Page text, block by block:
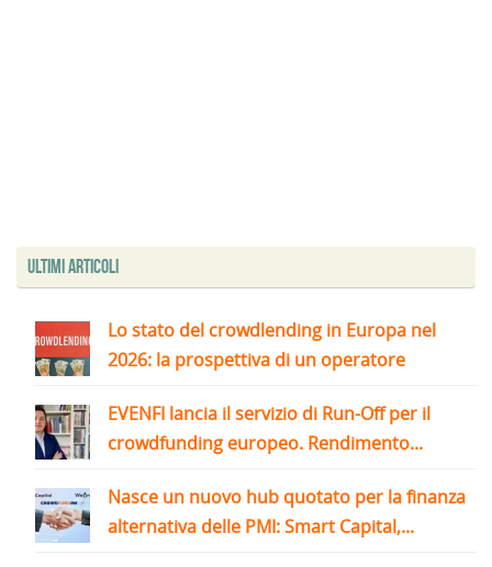
Ultimi articoli
Lo stato del crowdlending in Europa nel
2026: la prospettiva di un operatore
EVENFI lancia il servizio di Run-Off per il
crowdfunding europeo. Rendimento...
Nasce un nuovo hub quotato per la finanza
alternativa delle PMI: Smart Capital,...